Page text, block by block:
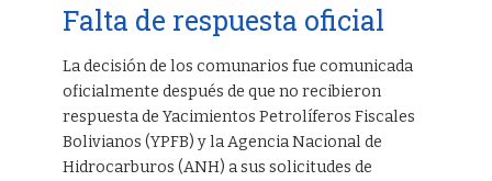
Falta de respuesta oficial
La decisión de los comunarios fue comunicada
oficialmente después de que no recibieron
respuesta de Yacimientos Petrolíferos Fiscales
Bolivianos (YPFB) y la Agencia Nacional de
Hidrocarburos (ANH) a sus solicitudes de